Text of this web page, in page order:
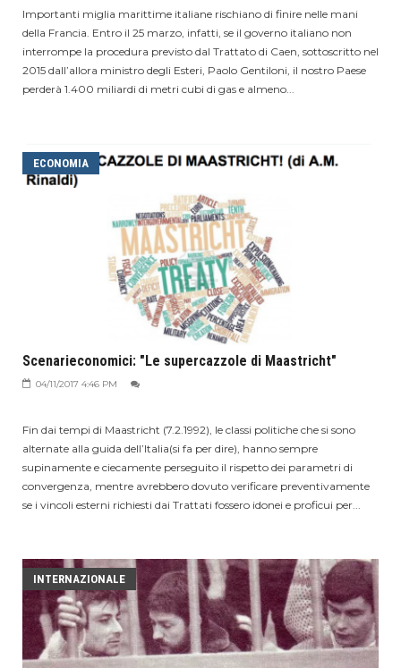
Importanti miglia marittime italiane rischiano di finire nelle mani
della Francia. Entro il 25 marzo, infatti, se il governo italiano non
interrompe la procedura previsto dal Trattato di Caen, sottoscritto nel
2015 dall’allora ministro degli Esteri, Paolo Gentiloni, il nostro Paese
perderà 1.400 miliardi di metri cubi di gas e almeno...
ECONOMIA
Scenarieconomici: "Le supercazzole di Maastricht"
04/11/2017 4:46 PM
Fin dai tempi di Maastricht (7.2.1992), le classi politiche che si sono
alternate alla guida dell’Italia(si fa per dire), hanno sempre
supinamente e ciecamente perseguito il rispetto dei parametri di
convergenza, mentre avrebbero dovuto verificare preventivamente
se i vincoli esterni richiesti dai Trattati fossero idonei e proficui per...
INTERNAZIONALE